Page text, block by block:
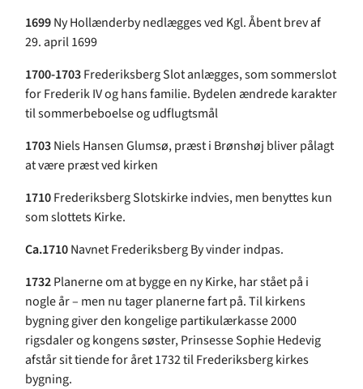
1699Ny Hollænderby nedlægges ved Kgl. Åbent brev af
29. april 1699
1700-1703Frederiksberg Slot anlægges, som sommerslot
for Frederik IV og hans familie. Bydelen ændrede karakter
til sommerbeboelse og udflugtsmål
1703Niels Hansen Glumsø, præst i Brønshøj bliver pålagt
at være præst ved kirken
1710Frederiksberg Slotskirke indvies, men benyttes kun
som slottets Kirke.
Ca.1710Navnet Frederiksberg By vinder indpas.
1732Planerne om at bygge en ny Kirke, har stået på i
nogle år – men nu tager planerne fart på. Til kirkens
bygning giver den kongelige partikulærkasse 2000
rigsdaler og kongens søster, Prinsesse Sophie Hedevig
afstår sit tiende for året 1732 til Frederiksberg kirkes
bygning.